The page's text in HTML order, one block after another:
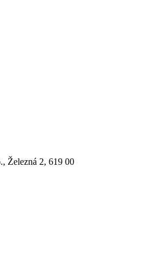
Železná 2, 619 00